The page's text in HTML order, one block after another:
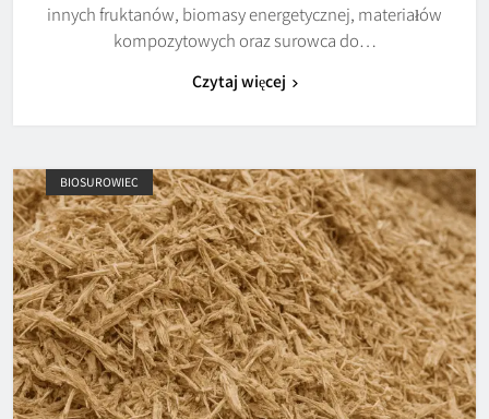
innych fruktanów, biomasy energetycznej, materiałów
kompozytowych oraz surowca do…
Czytaj więcej
BIOSUROWIEC